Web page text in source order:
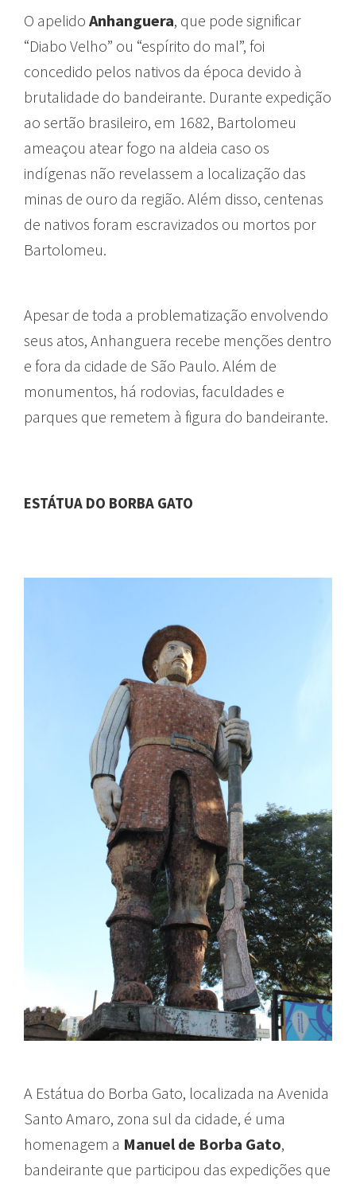
O apelido Anhanguera, que pode significar
“Diabo Velho” ou “espírito do mal”, foi
concedido pelos nativos da época devido à
brutalidade do bandeirante. Durante expedição
ao sertão brasileiro, em 1682, Bartolomeu
ameaçou atear fogo na aldeia caso os
indígenas não revelassem a localização das
minas de ouro da região. Além disso, centenas
de nativos foram escravizados ou mortos por
Bartolomeu.
Apesar de toda a problematização envolvendo
seus atos, Anhanguera recebe menções dentro
e fora da cidade de São Paulo. Além de
monumentos, há rodovias, faculdades e
parques que remetem à figura do bandeirante.
ESTÁTUA DO BORBA GATO
A Estátua do Borba Gato, localizada na Avenida
Santo Amaro, zona sul da cidade, é uma
homenagem a Manuel de Borba Gato,
bandeirante que participou das expedições que